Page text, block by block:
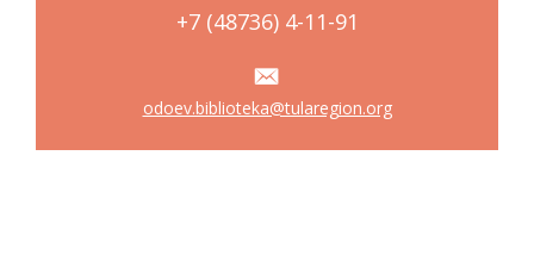
+7 (48736) 4-11-91
odoev.biblioteka@tularegion.org